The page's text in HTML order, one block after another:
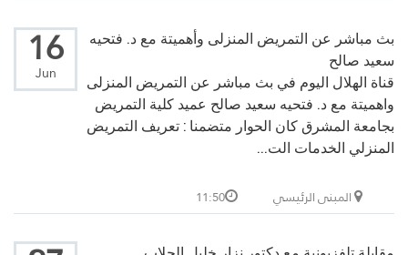
16
Jun
بث مباشر عن التمريض المنزلى وأهميتة مع د. فتحيه
سعيد صالح
قناة الهلال اليوم في بث مباشر عن التمريض المنزلى
واهميتة مع د. فتحيه سعيد صالح عميد كلية التمريض
بجامعة المشرق كان الحوار متضمنا : تعريف التمريض
المنزلي الخدمات الت...
المبنى الرئيسي 11:50